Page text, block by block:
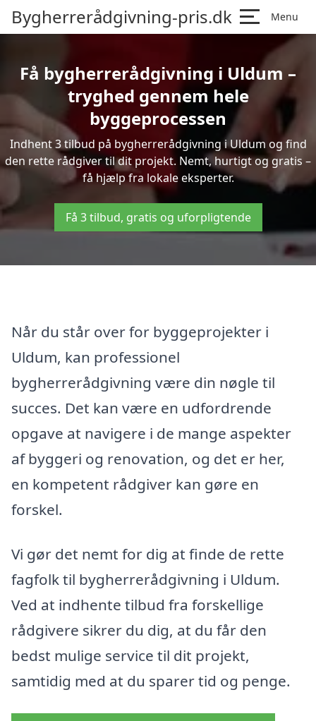
Bygherrerådgivning-pris.dk Menu
Få bygherrerådgivning i Uldum –
tryghed gennem hele
byggeprocessen
Indhent 3 tilbud på bygherrerådgivning i Uldum og find
den rette rådgiver til dit projekt. Nemt, hurtigt og gratis –
få hjælp fra lokale eksperter.
Få 3 tilbud, gratis og uforpligtende
Når du står over for byggeprojekter i
Uldum, kan professionel
bygherrerådgivning være din nøgle til
succes. Det kan være en udfordrende
opgave at navigere i de mange aspekter
af byggeri og renovation, og det er her,
en kompetent rådgiver kan gøre en
forskel.
Vi gør det nemt for dig at finde de rette
fagfolk til bygherrerådgivning i Uldum.
Ved at indhente tilbud fra forskellige
rådgivere sikrer du dig, at du får den
bedst mulige service til dit projekt,
samtidig med at du sparer tid og penge.